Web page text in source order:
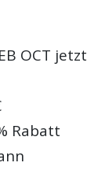
OCT jetzt
Rabatt